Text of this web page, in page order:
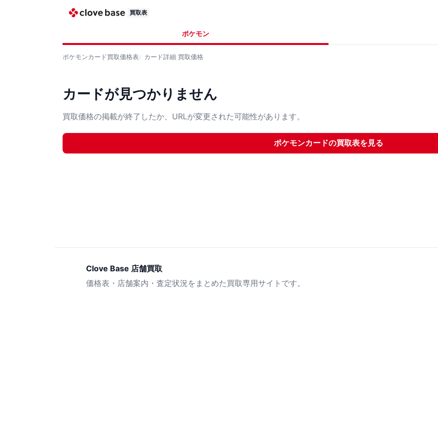
買取表
ポケモン
ポケモンカード買取価格表 カード詳細 買取価格
カードが見つかりません
買取価格の掲載が終了したか、URLが変更された可能性があります。
ポケモンカードの買取表を見る
Clove Base 店舗買取
価格表・店舗案内・査定状況をまとめた買取専用サイトです。